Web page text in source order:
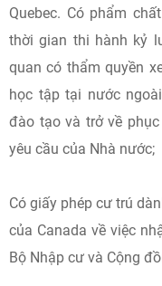
Quebec. Có phẩm
thời gian thi hành kỷ
quan có thẩm quyền
học tập tại nước
đào tạo và trở về
yêu cầu của Nhà nước;
Có giấy phép cư trú
của Canada về việc
Bộ Nhập cư và Cộng